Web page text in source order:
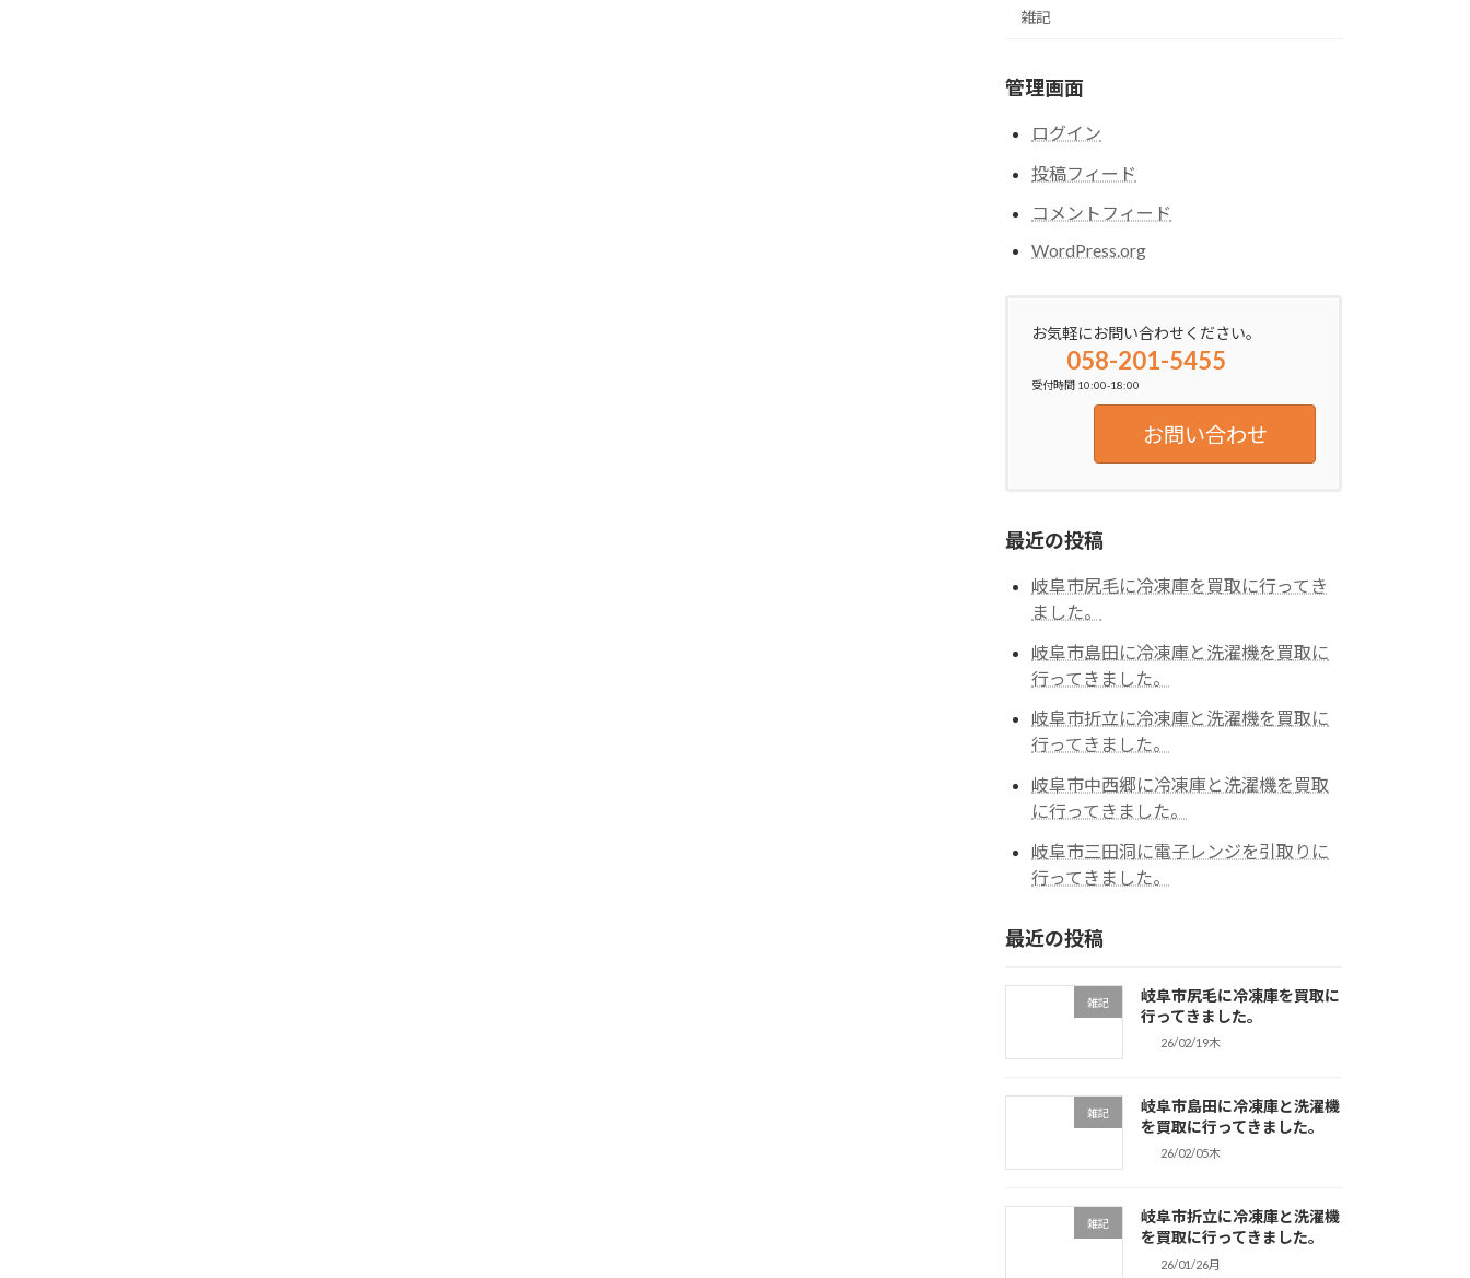
雑記
管理画面
ログイン
投稿フィード
コメントフィード
WordPress.org
お気軽にお問い合わせください。
058-201-5455
受付時間 10:00-18:00
お問い合わせ
最近の投稿
岐阜市尻毛に冷凍庫を買取に行ってき
ました。
岐阜市島田に冷凍庫と洗濯機を買取に
行ってきました。
岐阜市折立に冷凍庫と洗濯機を買取に
行ってきました。
岐阜市中西郷に冷凍庫と洗濯機を買取
に行ってきました。
岐阜市三田洞に電子レンジを引取りに
行ってきました。
最近の投稿
雑記
岐阜市尻毛に冷凍庫を買取に
行ってきました。
26/02/19木
雑記
岐阜市島田に冷凍庫と洗濯機
を買取に行ってきました。
26/02/05木
雑記
岐阜市折立に冷凍庫と洗濯機
を買取に行ってきました。
26/01/26月